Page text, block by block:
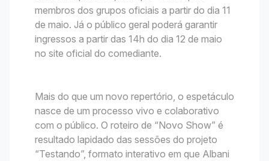
membros dos grupos oficiais a partir do dia 11
de maio. Já o público geral poderá garantir
ingressos a partir das 14h do dia 12 de maio
no site oficial do comediante.
Mais do que um novo repertório, o espetáculo
nasce de um processo vivo e colaborativo
com o público. O roteiro de “Novo Show” é
resultado lapidado das sessões do projeto
“Testando”, formato interativo em que Albani